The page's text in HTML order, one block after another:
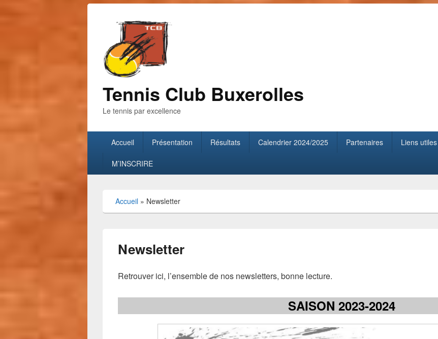
Tennis Club Buxerolles
Le tennis par excellence
principalAccueil Présentation Résultats Calendrier 2024/2025 Partenaires Liens utiles
M’INSCRIRE
Accueil » Newsletter
Newsletter
Retrouver ici, l’ensemble de nos newsletters, bonne lecture.
SAISON 2023-2024